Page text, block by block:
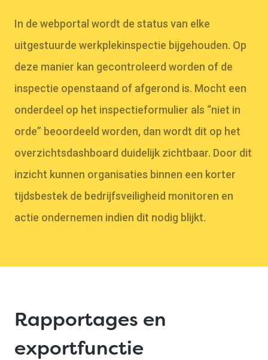
In de webportal wordt de status van elke
uitgestuurde werkplekinspectie bijgehouden. Op
deze manier kan gecontroleerd worden of de
inspectie openstaand of afgerond is. Mocht een
onderdeel op het inspectieformulier als “niet in
orde” beoordeeld worden, dan wordt dit op het
overzichtsdashboard duidelijk zichtbaar. Door dit
inzicht kunnen organisaties binnen een korter
tijdsbestek de bedrijfsveiligheid monitoren en
actie ondernemen indien dit nodig blijkt.
Rapportages en
exportfunctie